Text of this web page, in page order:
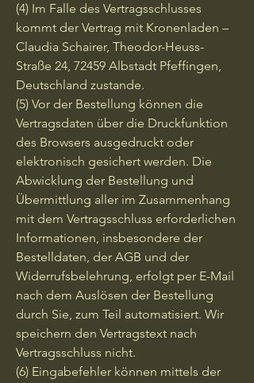
(4) Im Falle des Vertragsschlusses
kommt der Vertrag mit Kronenladen –
Claudia Schairer, Theodor-Heuss-
Straße 24, 72459 Albstadt Pfeffingen,
Deutschland zustande.
(5) Vor der Bestellung können die
Vertragsdaten über die Druckfunktion
des Browsers ausgedruckt oder
elektronisch gesichert werden. Die
Abwicklung der Bestellung und
Übermittlung aller im Zusammenhang
mit dem Vertragsschluss erforderlichen
Informationen, insbesondere der
Bestelldaten, der AGB und der
Widerrufsbelehrung, erfolgt per E-Mail
nach dem Auslösen der Bestellung
durch Sie, zum Teil automatisiert. Wir
speichern den Vertragstext nach
Vertragsschluss nicht.
(6) Eingabefehler können mittels der